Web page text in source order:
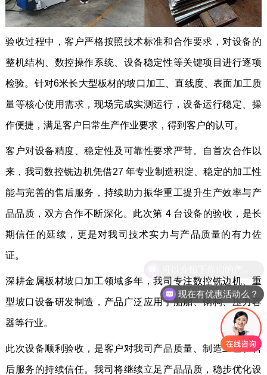
验收过程中，客户严格按照技术标准和合作要求，对设备的
整机结构、数控操作系统、设备稳定性等关键项目进行逐项
检验。针对6米长大型板材的坡口加工、直线度、表面加工质
量等核心使用需求，现场完成实测运行，设备运行稳定、操
作便捷，满足客户日常生产作业要求，得到客户的认可。
客户对设备精度、稳定性及可靠性要求严苛。自首次合作以
来，我司数控铣边机凭借27 年专业制造积淀、稳定的加工性
能与完善的售后服务，持续助力振华重工提升生产效率与产
品品质，双方合作不断深化。此次第 4 台设备的验收，是长
期信任的延续，更是对我司技术实力与产品质量的有力佐
证。
深耕金属板材坡口加工领域多年，我司专注数控铣边机、重
型坡口设备研发制造，产品广泛应用于船舶、钢构、压力容
器等行业。
此次设备顺利验收，是客户对我司产品质量、制造工艺和售
后服务的持续信任。我司将继续立足产品品质，稳步优化设
现在有优惠活动么？